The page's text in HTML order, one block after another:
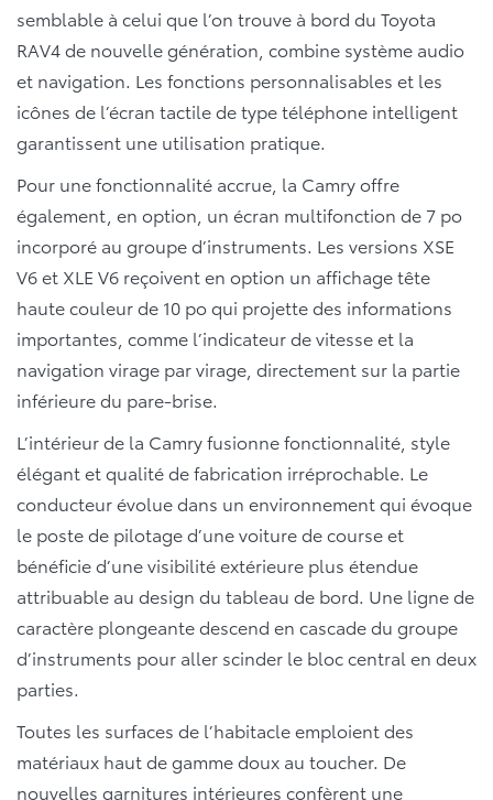
semblable à celui que l’on trouve à bord du Toyota
RAV4 de nouvelle génération, combine système audio
et navigation. Les fonctions personnalisables et les
icônes de l’écran tactile de type téléphone intelligent
garantissent une utilisation pratique.
Pour une fonctionnalité accrue, la Camry offre
également, en option, un écran multifonction de 7 po
incorporé au groupe d’instruments. Les versions XSE
V6 et XLE V6 reçoivent en option un affichage tête
haute couleur de 10 po qui projette des informations
importantes, comme l’indicateur de vitesse et la
navigation virage par virage, directement sur la partie
inférieure du pare-brise.
L’intérieur de la Camry fusionne fonctionnalité, style
élégant et qualité de fabrication irréprochable. Le
conducteur évolue dans un environnement qui évoque
le poste de pilotage d’une voiture de course et
bénéficie d’une visibilité extérieure plus étendue
attribuable au design du tableau de bord. Une ligne de
caractère plongeante descend en cascade du groupe
d’instruments pour aller scinder le bloc central en deux
parties.
Toutes les surfaces de l’habitacle emploient des
matériaux haut de gamme doux au toucher. De
nouvelles garnitures intérieures confèrent une